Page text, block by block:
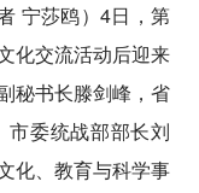
宁莎鸥）4日，第
化交流活动后迎来
秘书长滕剑峰，省
市委统战部部长刘
化、教育与科学事